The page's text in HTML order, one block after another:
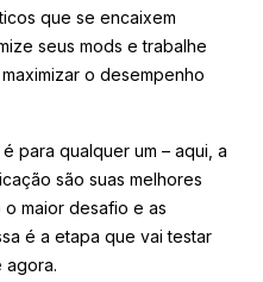
que se encaixem
seus mods e trabalhe
o desempenho
para qualquer um – aqui, a
são suas melhores
maior desafio e as
é a etapa que vai testar
agora.